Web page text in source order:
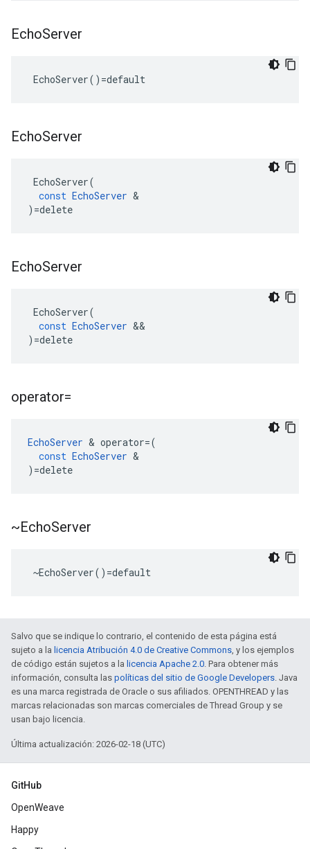
EchoServer
EchoServer()=default
EchoServer
EchoServer(
const EchoServer &
) =delete
EchoServer
EchoServer(
const EchoServer &&
) =delete
operator=
EchoServer & operator=(
const EchoServer &
) =delete
~EchoServer
~EchoServer()=default
Salvo que se indique lo contrario, el contenido de esta página está
sujeto a la licencia Atribución 4.0 de Creative Commons, y los ejemplos
de código están sujetos a la licencia Apache 2.0. Para obtener más
información, consulta las políticas del sitio de Google Developers. Java
es una marca registrada de Oracle o sus afiliados. OPENTHREAD y las
marcas relacionadas son marcas comerciales de Thread Group y se
usan bajo licencia.
Última actualización: 2026-02-18 (UTC)
GitHub
OpenWeave
Happy